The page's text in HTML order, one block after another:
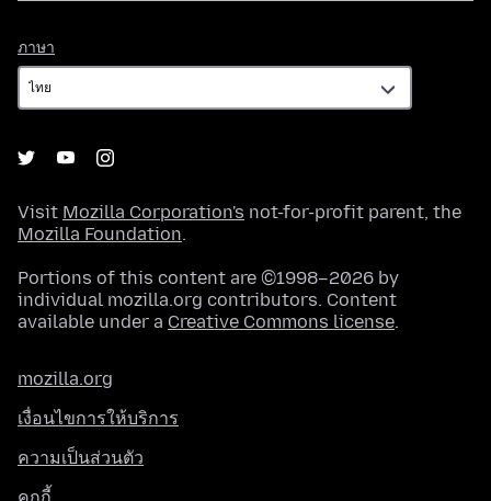
ภาษา
Visit Mozilla Corporation's not-for-profit parent, the
Mozilla Foundation.
Portions of this content are ©1998–2026 by
individual mozilla.org contributors. Content
available under a Creative Commons license.
mozilla.org
เงื่อนไขการให้บริการ
ความเป็นส่วนตัว